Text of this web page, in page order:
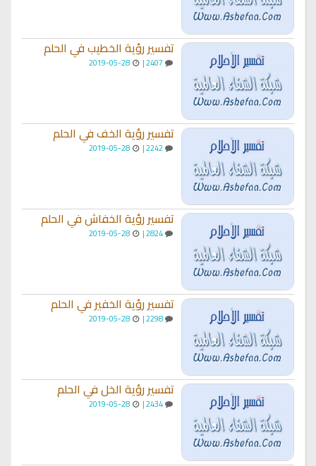
تفسير رؤية الخطيب في الحلم
2019-05-28
تفسير رؤية الخف في الحلم
2242 |
2019-05-28
تفسير رؤية الخفاش في الحلم
2824 |
2019-05-28
تفسير رؤية الخفير في الحلم
2298 |
2019-05-28
تفسير رؤية الخل في الحلم
2434 |
2019-05-28